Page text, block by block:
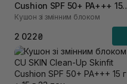
Cushion SPF 50+ PA+++ 15 г
+ 15 г 21 тон
Кушон зі змінним блоком
2 022₴